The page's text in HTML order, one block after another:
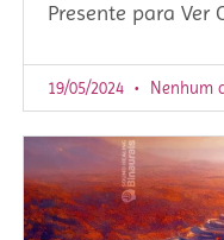
Presente para Ver
19/05/2024 Nenhum